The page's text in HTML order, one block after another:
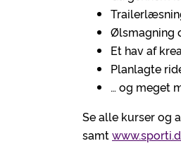
Ølsmagning
Et hav af
Planlagte
… og meget
Se alle kurser og
samt